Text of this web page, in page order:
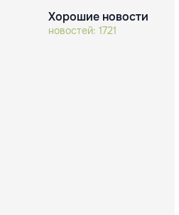
Хорошие новости
новостей: 1721